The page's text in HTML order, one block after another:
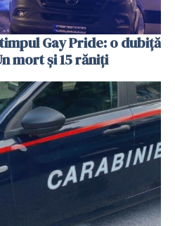
Gay Pride: o dubiță
mort și 15 răniți